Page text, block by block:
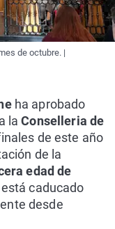
de octubre. |
ha aprobado
laConselleria de
de este año
de la
edad de
caducado
desde